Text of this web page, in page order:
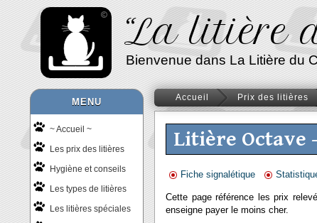
“La litière
Bienvenue dans La Litière du
MENU
~ Accueil ~
Les prix des litières
Hygiène et conseils
Les types de litières
Les litières spéciales
Accueil Prix des litières
Litière Octave
Fiche signalétique
Cette page référence les prix
enseigne payer le moins cher.